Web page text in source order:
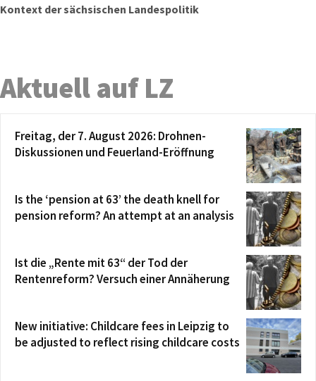
Kontext der sächsischen Landespolitik
Aktuell auf LZ
Freitag, der 7. August 2026: Drohnen-
Diskussionen und Feuerland-Eröffnung
Is the ‘pension at 63’ the death knell for
pension reform? An attempt at an analysis
Ist die „Rente mit 63“ der Tod der
Rentenreform? Versuch einer Annäherung
New initiative: Childcare fees in Leipzig to
be adjusted to reflect rising childcare costs